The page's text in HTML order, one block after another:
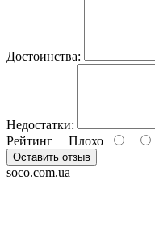
Достоинства:
Недостатки:
Рейтинг Плохо
Оставить отзыв
soco.com.ua